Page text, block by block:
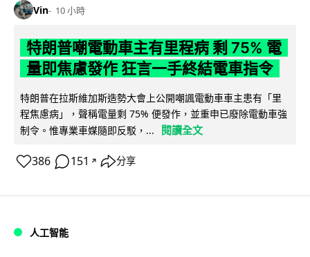
Vin 10 小時
特朗普嘲電動車主有里程病 剩 75% 電
量即焦慮發作 狂言一手終結電車指令
特朗普在拉斯維加斯造勢大會上公開嘲諷電動車車主患有「里
程焦慮病」，聲稱電量剩 75% 便發作，並重申已廢除電動車強
制令。惟專業車媒隨即反駁，...
閱讀全文
386 151 ↗ 分享
人工智能